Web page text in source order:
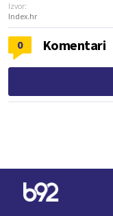
Izvor:
Index.hr
0 Komentari